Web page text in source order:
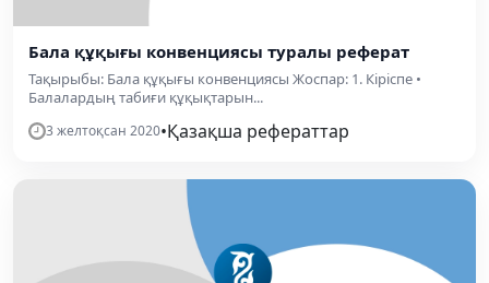
Бала құқығы конвенциясы туралы реферат
Тақырыбы: Бала құқығы конвенциясы Жоспар: 1. Кіріспе •
Балалардың табиғи құқықтарын...
3 желтоқсан 2020•Қазақша рефераттар